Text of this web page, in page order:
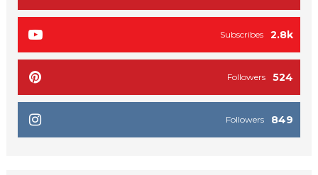
2.8k
Subscribes
524
Followers
849
Followers